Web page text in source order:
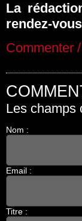
La
rendez-
Commenter
Les champs
Nom :
Email :
Titre :